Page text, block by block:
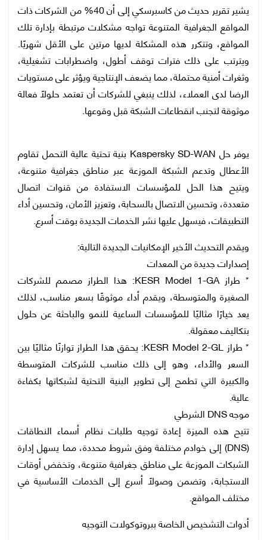
يشير تقرير حديث من كاسبرسكي إلى أن 40% من الشركات ذات
المواقع الجغرافية المتنوعة تواجه مشكلات مرتبطة بإدارة تلك
المواقع، وتتكرر هذه المشكلة لديها مرتين على الأقل شهريًا.
ويترتب على ذلك فترات توقف أطول، واضطرابات تشغيلية،
وثغرات أمنية محتملة، مما يضعف الإنتاجية ويؤثر على مستويات
الرضا لدى العملاء، لذلك ينبغي للشركات أن تعتمد حلولًا فعالة
موثوقة لتجنب انقطاعات الشبكة قبل وقوعها.
يوفر حل Kaspersky SD-WAN بنية تحتية عالية التحمل تقاوم
الأعطال وتدعم الشبكة الموزعة عبر مناطق جغرافية متنوعة،
ويتيح هذا الحل للمؤسسات الاستفادة من قنوات اتصال
متعددة، وتحسين الاتصال بالسحابة، وتعزيز الأمان، وتحسين أداء
التطبيقات، فيسهل عليها نشر الخدمات الجديدة بوقت أسرع.
ويقدم التحديث الأخير الإمكانيات الجديدة التالية:
إصدارات جديدة من المعدات
* طراز KESR Model 1-GA: هذا الطراز مصمم للشركات
الصغيرة والمتوسطة، ويقدم أداء موثوقًا بسعر مناسب، لذلك
يعد خيارًا مثاليًا للمؤسسات الساعية للنمو والباحثة عن حلول
بتكاليف معقولة.
* طراز KESR Model 2-GL: يحقق هذا الطراز توازنًا مثاليًا بين
السعر والأداء، وهو إلى ذلك مناسب للشركات المتوسطة
والكبيرة التي تطمح إلى تطوير البنية التحتية لشبكاتها بكفاءة
عالية.
موجه DNS الشرطي
تتيح هذه الميزة إعادة توجيه طلبات نظام أسماء النطاقات
(DNS) إلى خوادم مختلفة وفق شروط محددة، مما يسهل إدارة
الشبكات الموزعة على مناطق جغرافية متنوعة، وتخفض أوقات
الاستجابة، وتضمن وصولًا أسرع إلى الخدمات الأساسية في
مختلف المواقع.
أدوات التشخيص الخاصة ببروتوكولات التوجيه